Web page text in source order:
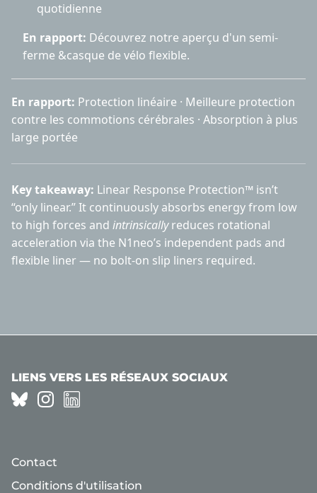
quotidienne
En rapport: Découvrez notre aperçu d'un semi-
ferme &casque de vélo flexible.
En rapport: Protection linéaire · Meilleure protection
contre les commotions cérébrales · Absorption à plus
large portée
Key takeaway: Linear Response Protection™ isn’t
“only linear.” It continuously absorbs energy from low
to high forces and intrinsicallyreduces rotational
acceleration via the N1neo’s independent pads and
flexible liner — no bolt-on slip liners required.
LIENS VERS LES RÉSEAUX SOCIAUX
Contact
Conditions d'utilisation